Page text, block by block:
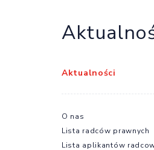
Aktualności
O nas
Lista radców prawnych
Lista aplikantów